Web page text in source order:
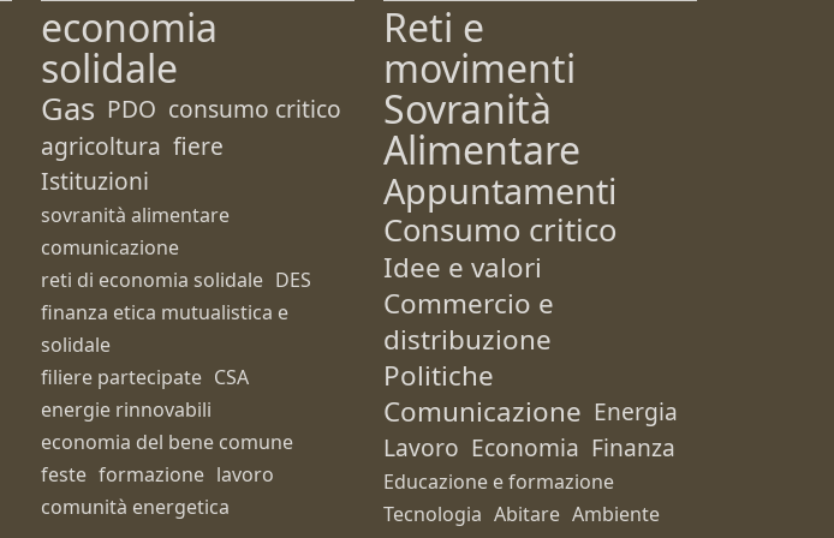
economia
solidale
Gas PDO consumo critico
agricoltura fiere
Istituzioni
sovranità alimentare
comunicazione
reti di economia solidale DES
finanza etica mutualistica e
solidale
filiere partecipate CSA
energie rinnovabili
economia del bene comune
feste formazione lavoro
comunità energetica
Reti e
movimenti
Sovranità
Alimentare
Appuntamenti
Consumo critico
Idee e valori
Commercio e
distribuzione
Politiche
Comunicazione Energia
Lavoro Economia Finanza
Educazione e formazione
Tecnologia Abitare Ambiente